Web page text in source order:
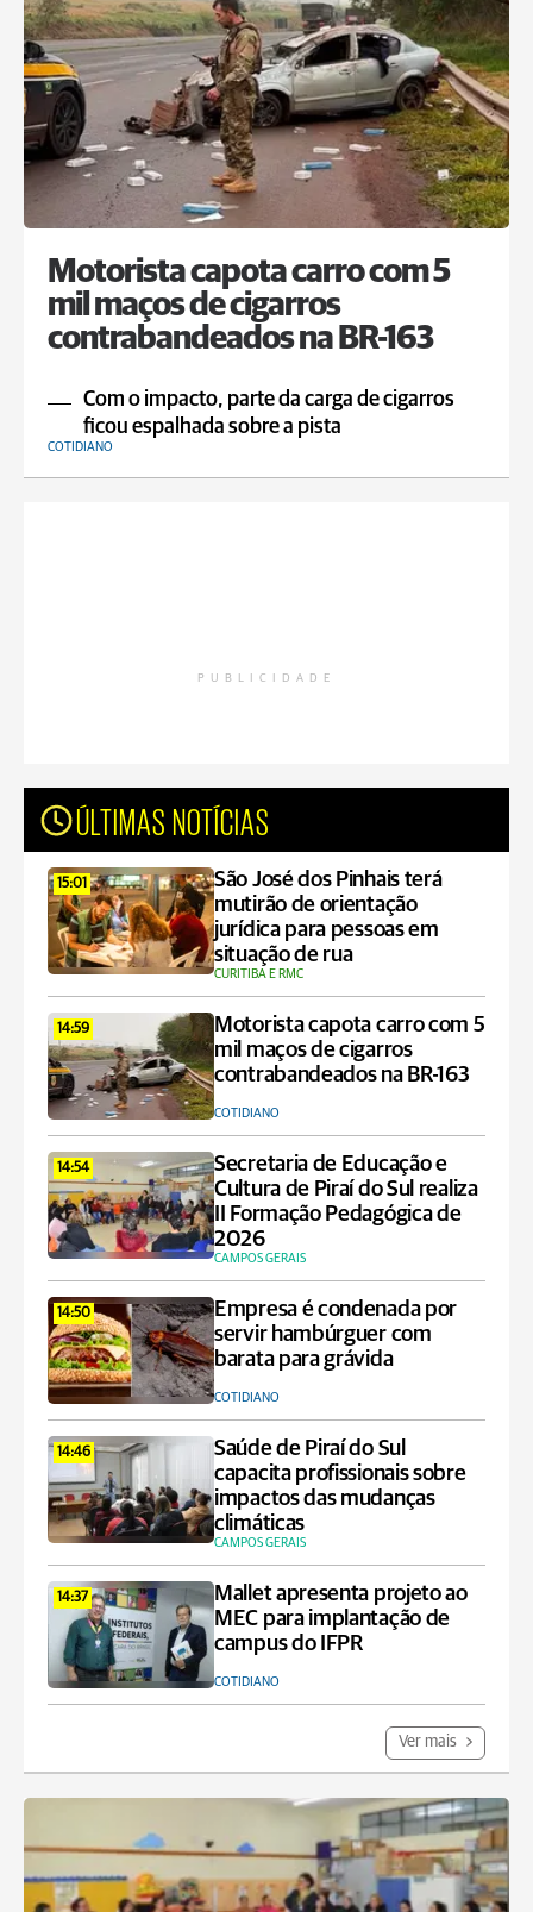
Motorista capota carro com 5
mil maços de cigarros
contrabandeados na BR-163
Com o impacto, parte da carga de cigarros
ficou espalhada sobre a pista
COTIDIANO
PUBLICIDADE
ÚLTIMAS NOTÍCIAS
15:01
São José dos Pinhais terá
mutirão de orientação
jurídica para pessoas em
situação de rua
CURITIBA E RMC
14:59
Motorista capota carro com 5
mil maços de cigarros
contrabandeados na BR-163
COTIDIANO
14:54
Secretaria de Educação e
Cultura de Piraí do Sul realiza
II Formação Pedagógica de
2026
CAMPOS GERAIS
14:50
Empresa é condenada por
servir hambúrguer com
barata para grávida
COTIDIANO
14:46
Saúde de Piraí do Sul
capacita profissionais sobre
impactos das mudanças
climáticas
CAMPOS GERAIS
14:37
Mallet apresenta projeto ao
MEC para implantação de
campus do IFPR
COTIDIANO
Ver mais